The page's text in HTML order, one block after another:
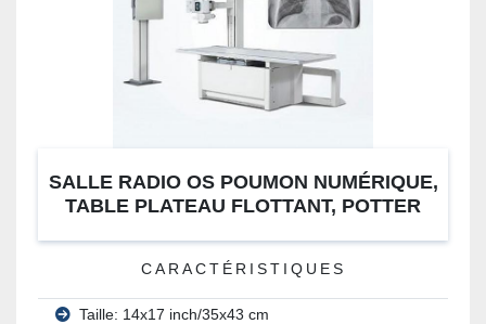
SALLE RADIO OS POUMON NUMÉRIQUE,
TABLE PLATEAU FLOTTANT, POTTER
CARACTÉRISTIQUES
Taille: 14x17 inch/35x43 cm